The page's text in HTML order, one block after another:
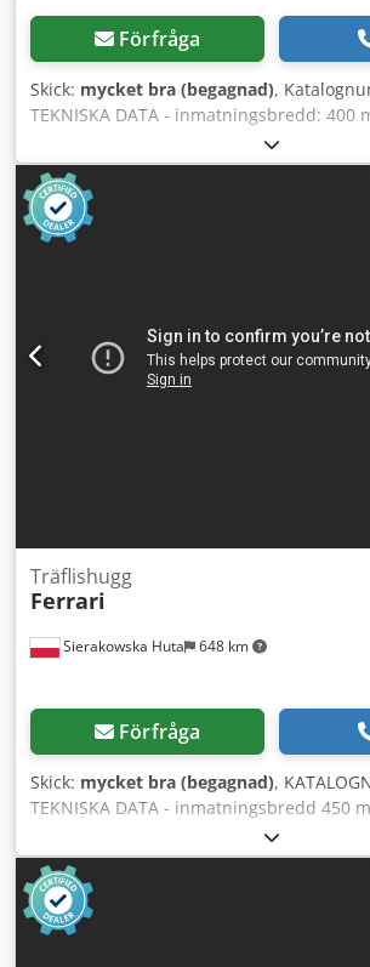
Förfråga
Skick: mycket bra (begagnad),
TEKNISKA DATA - inmatningsbredd: 400
inmatningshöjd: 200 mm - axelbredd: 530
axeldiameter: 550 mm - knivlängd: 530
st - siktmått: 50x50 mm - 2 nedre
inmatningsvalsar - nedre valsmotor: 2,2
kugghjulsdriven inmatningsvals - övre
2900x1600x1600 mm Dsdpfszrug Tjx
inmatningsbandet mått (l/b/h):
3500 kg FÖRDELAR – tillverkad i Tyskland
Sierakowska Huta 648 km
Träflishugg
Ferrari
Förfråga
Skick: mycket bra (begagnad),
TEKNISKA DATA - inmatningsbredd 450
inmatningshöjd 210 mm - valbredd 450
550 mm - antal knivar 2 st - dragvals,
under 2×2,2 kW - extra tandad dragvals
huvudvals - elektrisk autorevers (med
backfunktion - bandmatare - matarlängd